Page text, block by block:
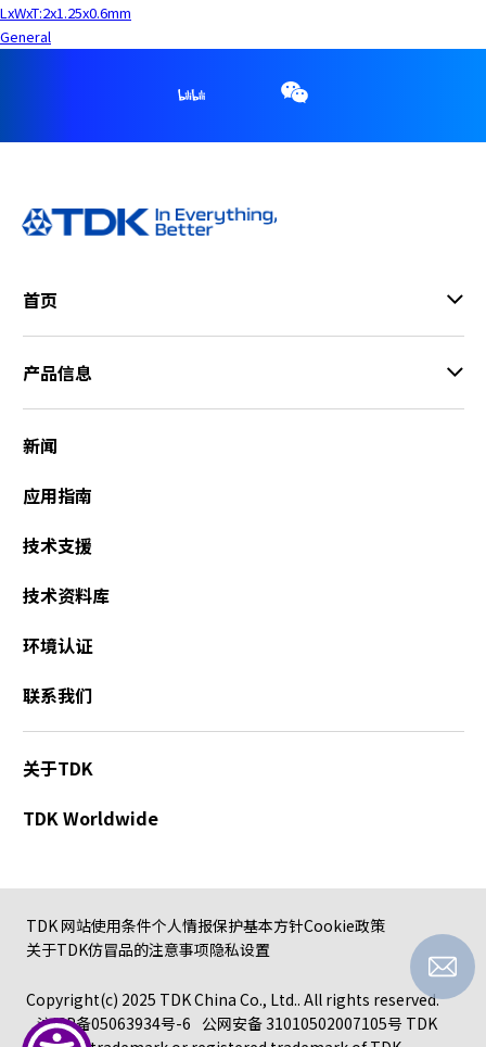
LxWxT:2x1.25x0.6mm
General
首页
产品信息
新闻
应用指南
技术支援
技术资料库
环境认证
联系我们
关于TDK
TDK Worldwide
TDK 网站使用条件个人情报保护基本方针Cookie政策
关于TDK仿冒品的注意事项隐私设置
Copyright(c) 2025 TDK China Co., Ltd.. All rights reserved.
沪ICP备05063934号-6 公网安备 31010502007105号 TDK